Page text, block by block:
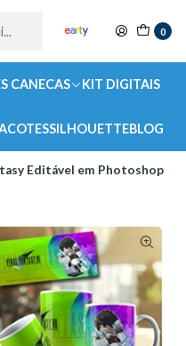
0
CANECAS KIT DIGITAIS
SILHOUETTEBLOG
Editável em Photoshop